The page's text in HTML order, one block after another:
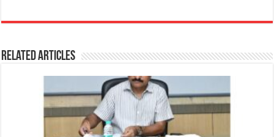
c
e
b
o
o
k
at
s
A
p
p
ss
n
g
e
r
itt
r
e
ra
m
ar
Related Articles